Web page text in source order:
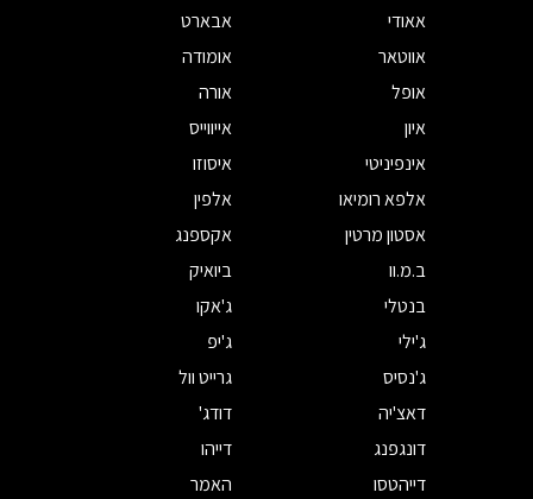
אאודי
אבארט
אווטאר
אומודה
אופל
אורה
איון
אייווייס
אינפיניטי
איסוזו
אלפא רומיאו
אלפין
אסטון מרטין
אקספנג
ב.מ.וו
ביואיק
בנטלי
ג'אקו
ג'ילי
ג'יפ
ג'נסיס
גרייט וול
דאצ'יה
דודג'
דונגפנג
דייהו
דייהטסו
האמר